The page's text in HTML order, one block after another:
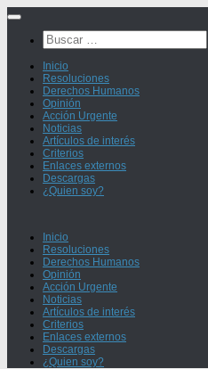
Saltar
contenidoBuscar:
Inicio
Resoluciones
Derechos Humanos
Opinión
Acción Urgente
Noticias
Artículos de interés
Criterios
Enlaces externos
Descargas
¿Quien soy?
Inicio
Resoluciones
Derechos Humanos
Opinión
Acción Urgente
Noticias
Artículos de interés
Criterios
Enlaces externos
Descargas
¿Quien soy?